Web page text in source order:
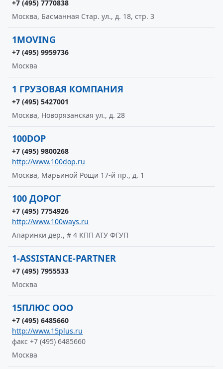
+7 (495) 7770838
Москва, Басманная Стар. ул., д. 18, стр. 3
1MOVING
+7 (495) 9959736
Москва
1 ГРУЗОВАЯ КОМПАНИЯ
+7 (495) 5427001
Москва, Новорязанская ул., д. 28
100DOP
+7 (495) 9800268
http://www.100dop.ru
Москва, Марьиной Рощи 17-й пр., д. 1
100 ДОРОГ
+7 (495) 7754926
http://www.100ways.ru
Апаринки дер., # 4 КПП АТУ ФГУП
1-ASSISTANCE-PARTNER
+7 (495) 7955533
Москва
15ПЛЮС ООО
+7 (495) 6485660
http://www.15plus.ru
факс +7 (495) 6485660
Москва